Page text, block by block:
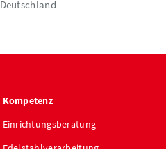
Deutschland
Kompetenz
Einrichtungsberatung